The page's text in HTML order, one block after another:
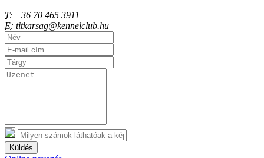
T: +36 70 465 3911
E: titkarsag@kennelclub.hu
Küldés